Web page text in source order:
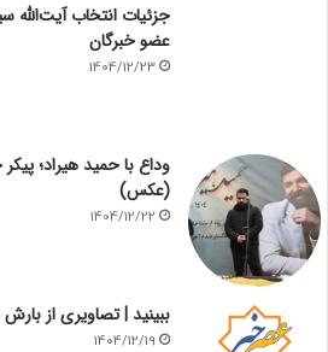
جزئیات انتخاب آیت‌الله
عضو خبرگان
1404/12/23
وداع با حمید هیراد؛
(عکس)
1404/12/22
ببینید | تصاویری از
1404/12/19